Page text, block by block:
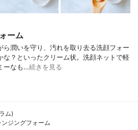
ーム
ら潤いを守り、汚れを取り去る洗顔フォー
な？といったクリーム状。洗顔ネットで軽
ーなも…続きを見る
ム)
ジングフォーム